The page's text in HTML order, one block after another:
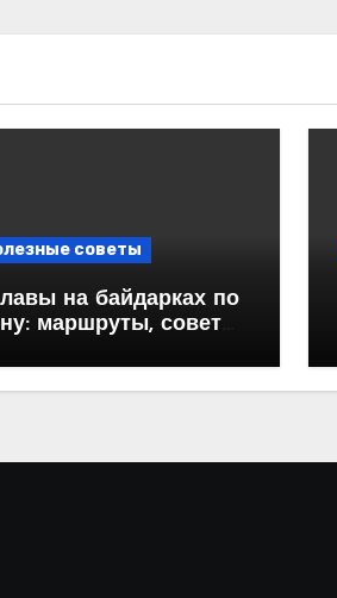
советы
на байдарках по
маршруты, советы